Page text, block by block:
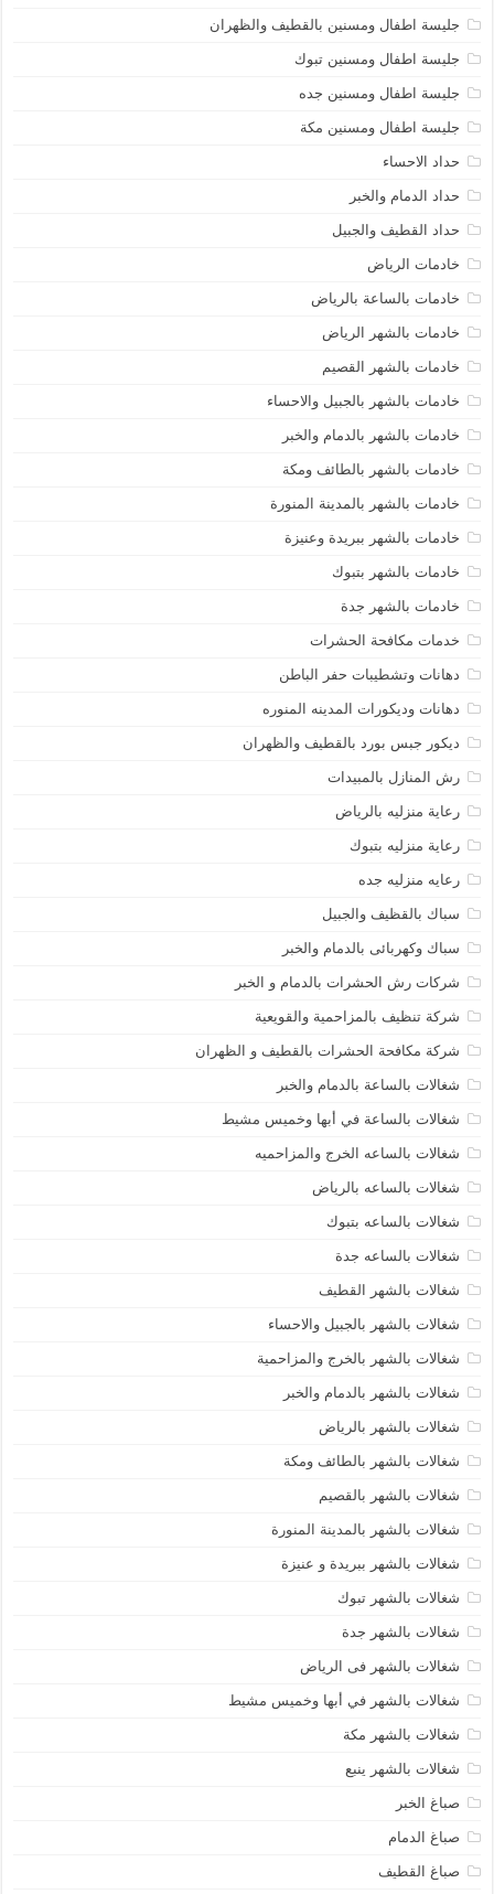
جليسة اطفال ومسنين بالقطيف والظهران
جليسة اطفال ومسنين تبوك
جليسة اطفال ومسنين جده
جليسة اطفال ومسنين مكة
حداد الاحساء
حداد الدمام والخبر
حداد القطيف والجبيل
خادمات الرياض
خادمات بالساعة بالرياض
خادمات بالشهر الرياض
خادمات بالشهر القصيم
خادمات بالشهر بالجبيل والاحساء
خادمات بالشهر بالدمام والخبر
خادمات بالشهر بالطائف ومكة
خادمات بالشهر بالمدينة المنورة
خادمات بالشهر ببريدة وعنيزة
خادمات بالشهر بتبوك
خادمات بالشهر جدة
خدمات مكافحة الحشرات
دهانات وتشطيبات حفر الباطن
دهانات وديكورات المدينه المنوره
ديكور جبس بورد بالقطيف والظهران
رش المنازل بالمبيدات
رعاية منزليه بالرياض
رعاية منزليه بتبوك
رعايه منزليه جده
سباك بالقظيف والجبيل
سباك وكهربائى بالدمام والخبر
شركات رش الحشرات بالدمام و الخبر
شركة تنظيف بالمزاحمية والقويعية
شركة مكافحة الحشرات بالقطيف و الظهران
شغالات بالساعة بالدمام والخبر
شغالات بالساعة في أبها وخميس مشيط
شغالات بالساعه الخرج والمزاحميه
شغالات بالساعه بالرياض
شغالات بالساعه بتبوك
شغالات بالساعه جدة
شغالات بالشهر القطيف
شغالات بالشهر بالجبيل والاحساء
شغالات بالشهر بالخرج والمزاحمية
شغالات بالشهر بالدمام والخبر
شغالات بالشهر بالرياض
شغالات بالشهر بالطائف ومكة
شغالات بالشهر بالقصيم
شغالات بالشهر بالمدينة المنورة
شغالات بالشهر ببريدة و عنيزة
شغالات بالشهر تبوك
شغالات بالشهر جدة
شغالات بالشهر فى الرياض
شغالات بالشهر في أبها وخميس مشيط
شغالات بالشهر مكة
شغالات بالشهر ينبع
صباغ الخبر
صباغ الدمام
صباغ القطيف